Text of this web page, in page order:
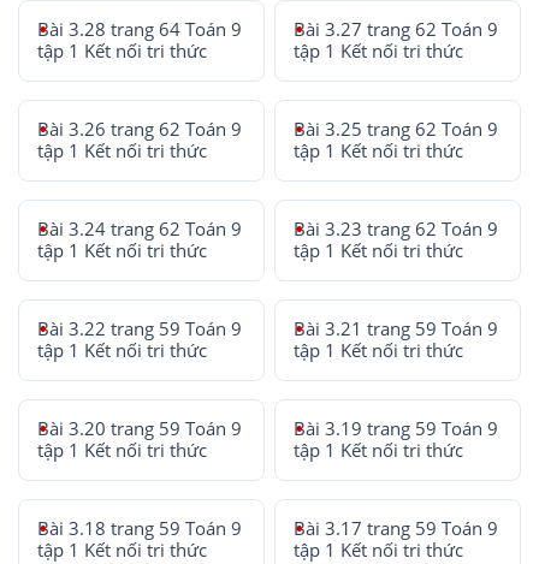
Bài 3.28 trang 64 Toán 9
tập 1 Kết nối tri thức
Bài 3.27 trang 62 Toán 9
tập 1 Kết nối tri thức
Bài 3.26 trang 62 Toán 9
tập 1 Kết nối tri thức
Bài 3.25 trang 62 Toán 9
tập 1 Kết nối tri thức
Bài 3.24 trang 62 Toán 9
tập 1 Kết nối tri thức
Bài 3.23 trang 62 Toán 9
tập 1 Kết nối tri thức
Bài 3.22 trang 59 Toán 9
tập 1 Kết nối tri thức
Bài 3.21 trang 59 Toán 9
tập 1 Kết nối tri thức
Bài 3.20 trang 59 Toán 9
tập 1 Kết nối tri thức
Bài 3.19 trang 59 Toán 9
tập 1 Kết nối tri thức
Bài 3.18 trang 59 Toán 9
tập 1 Kết nối tri thức
Bài 3.17 trang 59 Toán 9
tập 1 Kết nối tri thức